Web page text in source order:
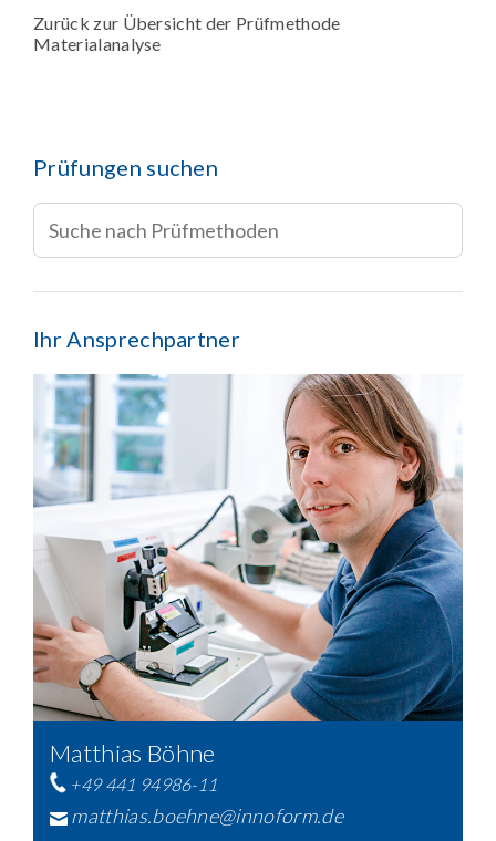
Zurück zur Übersicht der Prüfmethode
Materialanalyse
Prüfungen suchen
Ihr Ansprechpartner
Matthias Böhne
+49 441 94986-11
matthias.boehne@innoform.de